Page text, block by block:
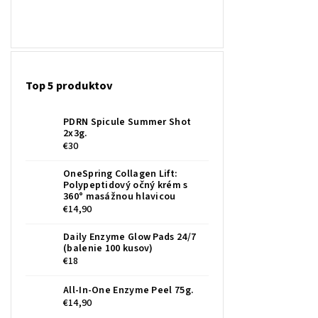
Top 5 produktov
PDRN Spicule Summer Shot
2x3g.
€30
OneSpring Collagen Lift:
Polypeptidový očný krém s
360° masážnou hlavicou
€14,90
Daily Enzyme Glow Pads 24/7
(balenie 100 kusov)
€18
All-In-One Enzyme Peel 75g.
€14,90